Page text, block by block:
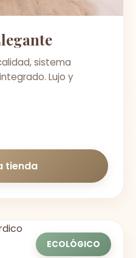
sistema
Lujo y
tienda
ECOLÓGICO